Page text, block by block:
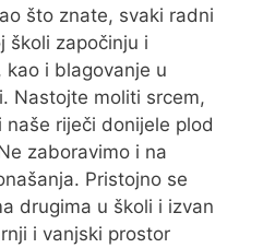
što znate, svaki radni
školi započinju i
kao i blagovanje u
Nastojte moliti srcem,
riječi donijele plod
zaboravimo i na
Pristojno se
drugima u školi i izvan
i vanjski prostor